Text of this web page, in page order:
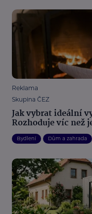
Reklama
Skupina ČEZ
Jak vybrat ideální
Rozhoduje víc než
Bydlení Dům a zahrada